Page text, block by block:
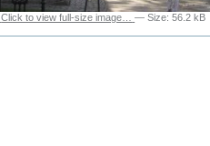
Click to view full-size image… —Size:56.2 kB